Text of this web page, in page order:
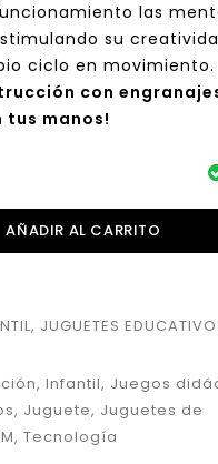
las
su
ciclo en movimiento.
con
tus manos!
AÑADIR AL CARRITO
, JUGUETES
, Infantil, Juegos
, Juguete, Juguetes de
, Tecnología